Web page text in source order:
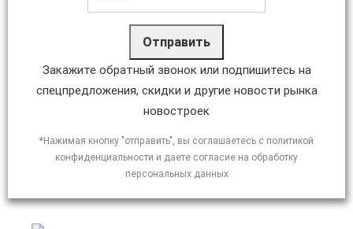
Отправить
Закажите обратный звонок или подпишитесь на
спецпредложения, скидки и другие новости рынка
новостроек
*Нажимая кнопку "отправить", вы соглашаетесь с политикой
конфиденциальности и даете согласие на обработку
персональных данных